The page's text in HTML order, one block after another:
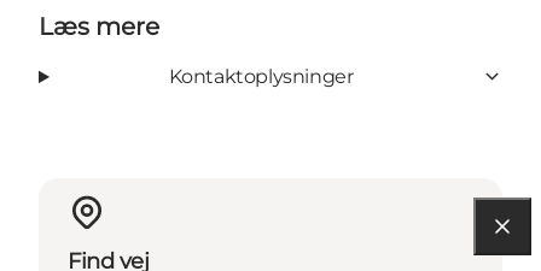
Læs mere
Kontaktoplysninger
Find vej